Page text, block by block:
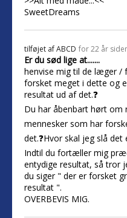
SweetDreams
tilføjet afABCD for 22 år
Er du sød lige at.......
henvise mig til de læger /
forsket meget i dette og
resultat ud af det.❓
Du har åbenbart hørt om
mennesker som har
det.❓Hvor skal jeg slå
Indtil du fortæller mig
entydige resultat, så tror
du siger " der er forsket
resultat ".
OVERBEVIS MIG.